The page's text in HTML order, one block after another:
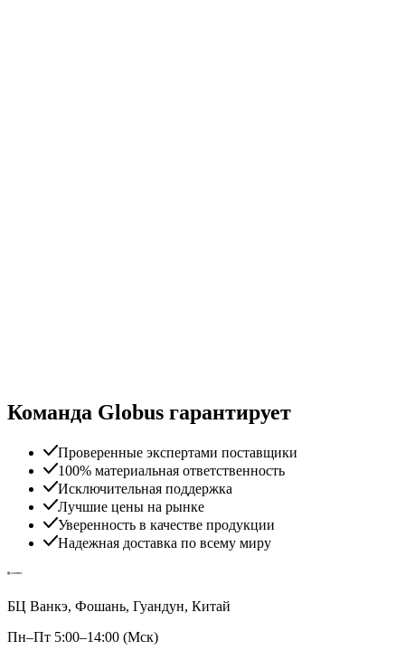
Команда Globus гарантирует
Проверенные экспертами поставщики
100% материальная ответственность
Исключительная поддержка
Лучшие цены на рынке
Уверенность в качестве продукции
Надежная доставка по всему миру
БЦ Ванкэ, Фошань, Гуандун, Китай
Пн–Пт 5:00–14:00 (Мск)